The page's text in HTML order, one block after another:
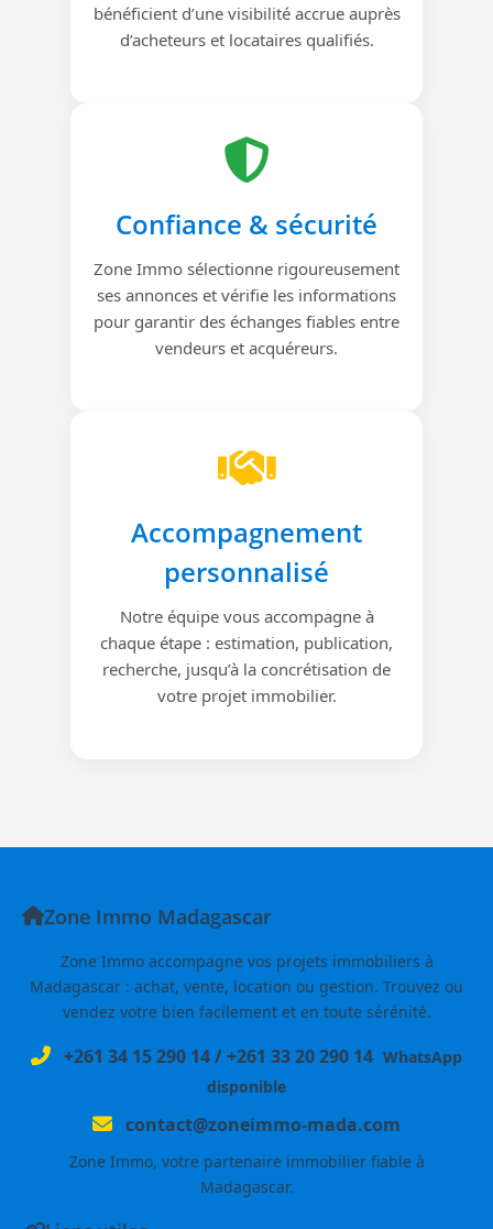
bénéficient d’une visibilité accrue auprès
d’acheteurs et locataires qualifiés.
Confiance & sécurité
Zone Immo sélectionne rigoureusement
ses annonces et vérifie les informations
pour garantir des échanges fiables entre
vendeurs et acquéreurs.
Accompagnement
personnalisé
Notre équipe vous accompagne à
chaque étape : estimation, publication,
recherche, jusqu’à la concrétisation de
votre projet immobilier.
Zone Immo Madagascar
Zone Immo accompagne vos projets immobiliers à
Madagascar : achat, vente, location ou gestion. Trouvez ou
vendez votre bien facilement et en toute sérénité.
+261 34 15 290 14/+261 33 20 290 14 WhatsApp
disponible
contact@zoneimmo-mada.com
Zone Immo, votre partenaire immobilier fiable à
Madagascar.